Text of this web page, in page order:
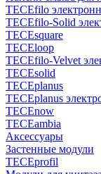
TECEfilo
TECEfilo-Solid
TECEsquare
TECEloop
TECEfilo-Velvet
TECEsolid
TECEplanus
TECEplanus
TECEnow
TECEambia
Аксессуары
Застенные модули
TECEprofil